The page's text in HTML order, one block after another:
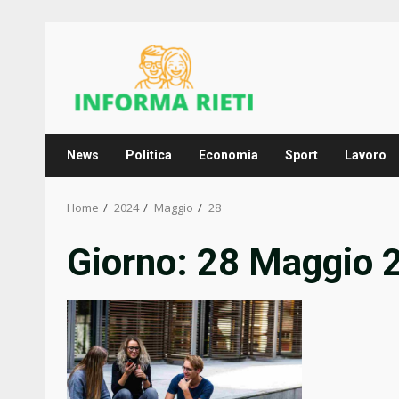
News Politica Economia Sport Lavoro
Home 2024 Maggio 28
Giorno: 28 Maggio